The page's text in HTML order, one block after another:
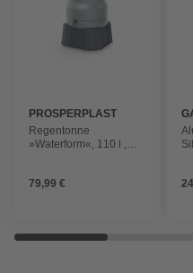
PROSPERPLAST
Regentonne
»Waterform«, 110 l ,
79,99 €